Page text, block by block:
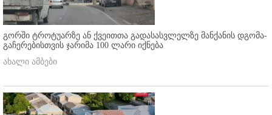
გორში ტროტუარზე ან ქვეითთა გადასასვლელზე მანქანის დგომა-
გაჩერებისთვის ჯარიმა 100 ლარი იქნება
ახალი ამბები